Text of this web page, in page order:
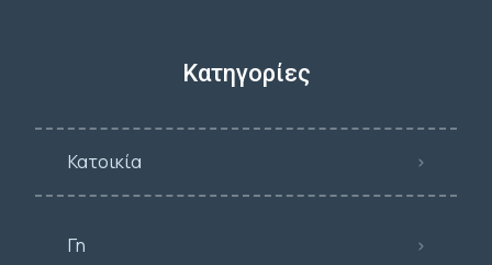
Κατηγορίες
Κατοικία
Γη